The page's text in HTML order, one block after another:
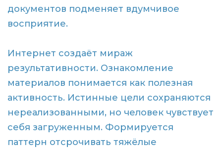
документов подменяет вдумчивое
восприятие.
Интернет создаёт мираж
результативности. Ознакомление
материалов понимается как полезная
активность. Истинные цели сохраняются
нереализованными, но человек чувствует
себя загруженным. Формируется
паттерн отсрочивать тяжёлые